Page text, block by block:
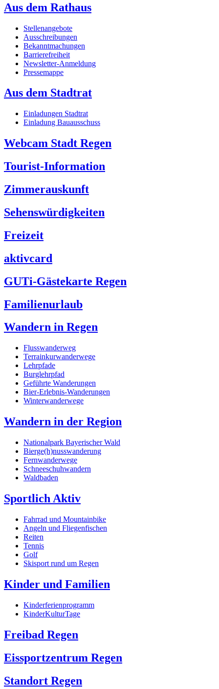
Aus dem Rathaus
Stellenangebote
Ausschreibungen
Bekanntmachungen
Barrierefreiheit
Newsletter-Anmeldung
Pressemappe
Aus dem Stadtrat
Einladungen Stadtrat
Einladung Bauausschuss
Webcam Stadt Regen
Tourist-Information
Zimmerauskunft
Sehenswürdigkeiten
Freizeit
aktivcard
GUTi-Gästekarte Regen
Familienurlaub
Wandern in Regen
Flusswanderweg
Terrainkurwanderwege
Lehrpfade
Burglehrpfad
Geführte Wanderungen
Bier-Erlebnis-Wanderungen
Winterwanderwege
Wandern in der Region
Nationalpark Bayerischer Wald
Bierge(h)nusswanderung
Fernwanderwege
Schneeschuhwandern
Waldbaden
Sportlich Aktiv
Fahrrad und Mountainbike
Angeln und Fliegenfischen
Reiten
Tennis
Golf
Skisport rund um Regen
Kinder und Familien
Kinderferienprogramm
KinderKulturTage
Freibad Regen
Eissportzentrum Regen
Standort Regen